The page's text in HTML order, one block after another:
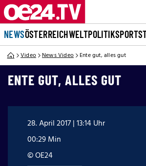
NEWSÖSTERREICHWELTPOLITIKSPORT
Video News Video Ente gut, alles gut
ENTE GUT, ALLES GUT
28. April 2017 | 13:14 Uhr
00:29 Min
© OE24